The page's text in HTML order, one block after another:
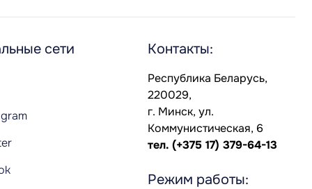
сети Контакты:
Республика Беларусь,
220029,
г. Минск, ул.
Коммунистическая, 6
тел. (+375 17) 379-64-13
Режим работы: